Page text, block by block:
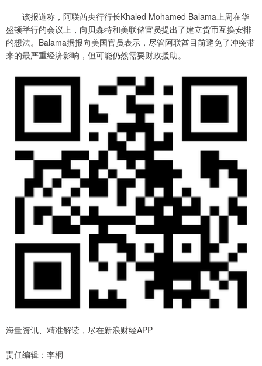
该报道称，阿联酋央行行长Khaled Mohamed Balama上周在华
盛顿举行的会议上，向贝森特和美联储官员提出了建立货币互换安排
的想法。Balama据报向美国官员表示，尽管阿联酋目前避免了冲突带
来的最严重经济影响，但可能仍然需要财政援助。
海量资讯、精准解读，尽在新浪财经APP
责任编辑：李桐